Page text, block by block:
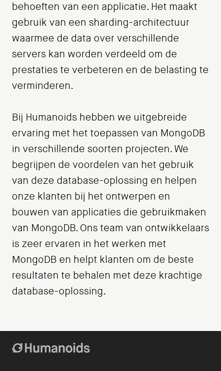
behoeften van een applicatie. Het maakt
gebruik van een sharding-architectuur
waarmee de data over verschillende
servers kan worden verdeeld om de
prestaties te verbeteren en de belasting te
verminderen.
Bij Humanoids hebben we uitgebreide
ervaring met het toepassen van MongoDB
in verschillende soorten projecten. We
begrijpen de voordelen van het gebruik
van deze database-oplossing en helpen
onze klanten bij het ontwerpen en
bouwen van applicaties die gebruikmaken
van MongoDB. Ons team van ontwikkelaars
is zeer ervaren in het werken met
MongoDB en helpt klanten om de beste
resultaten te behalen met deze krachtige
database-oplossing.